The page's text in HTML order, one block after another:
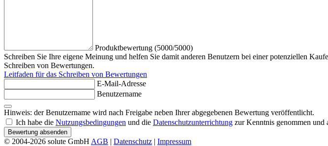
Produktbewertung (5000/5000)
Schreiben Sie Ihre eigene Meinung und helfen Sie damit anderen Benutzern bei einer potenziellen
Schreiben von Bewertungen.
Leitfaden für das Schreiben von Bewertungen
E-Mail-Adresse
Benutzername
Hinweis: der Benutzername wird nach Freigabe neben Ihrer abgegebenen Bewertung veröffentlicht.
Ich habe die Nutzungsbedingungen und die Datenschutzunterrichtung zur Kenntnis genommen und
Bewertung absenden
© 2004-2026 solute GmbH AGB | Datenschutz | Impressum